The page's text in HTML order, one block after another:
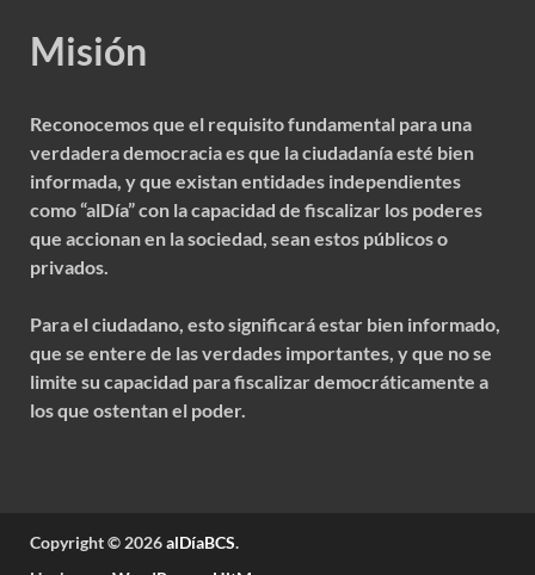
Misión
Reconocemos que el requisito fundamental para una
verdadera democracia es que la ciudadanía esté bien
informada, y que existan entidades independientes
como “alDía” con la capacidad de fiscalizar los poderes
que accionan en la sociedad, sean estos públicos o
privados.
Para el ciudadano, esto significará estar bien informado,
que se entere de las verdades importantes, y que no se
limite su capacidad para fiscalizar democráticamente a
los que ostentan el poder.
Copyright © 2026alDíaBCS.